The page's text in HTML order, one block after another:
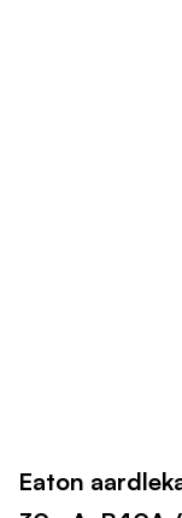
Eaton